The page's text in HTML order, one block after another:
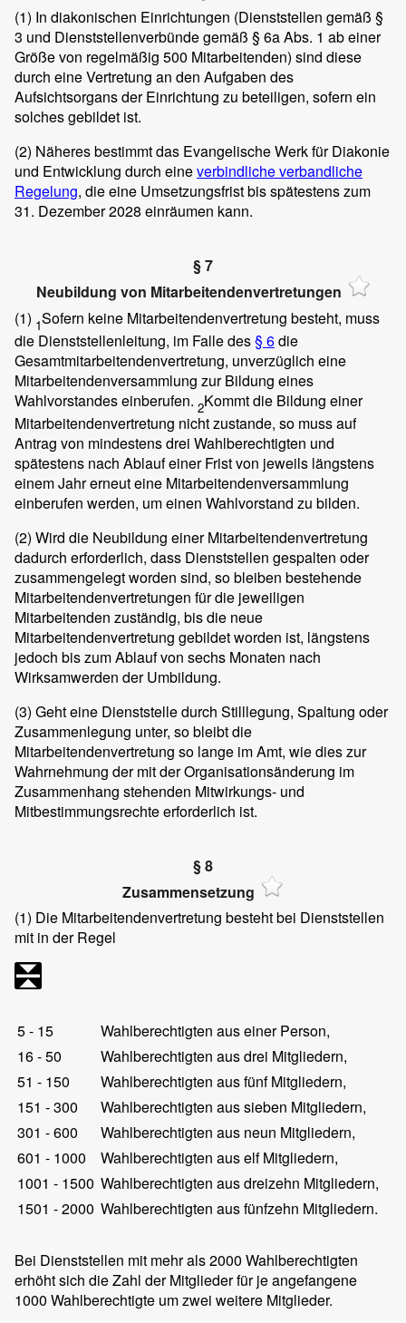
(1) In diakonischen Einrichtungen (Dienststellen gemäß §
3 und Dienststellenverbünde gemäß § 6a Abs. 1 ab einer
Größe von regelmäßig 500 Mitarbeitenden) sind diese
durch eine Vertretung an den Aufgaben des
Aufsichtsorgans der Einrichtung zu beteiligen, sofern ein
solches gebildet ist.
(2) Näheres bestimmt das Evangelische Werk für Diakonie
und Entwicklung durch eineverbindliche verbandliche
Regelung, die eine Umsetzungsfrist bis spätestens zum
31. Dezember 2028 einräumen kann.
§ 7
Neubildung von Mitarbeitendenvertretungen
(1) 1Sofern keine Mitarbeitendenvertretung besteht, muss
die Dienststellenleitung, im Falle des§ 6die
Gesamtmitarbeitendenvertretung, unverzüglich eine
Mitarbeitendenversammlung zur Bildung eines
Wahlvorstandes einberufen. 2Kommt die Bildung einer
Mitarbeitendenvertretung nicht zustande, so muss auf
Antrag von mindestens drei Wahlberechtigten und
spätestens nach Ablauf einer Frist von jeweils längstens
einem Jahr erneut eine Mitarbeitendenversammlung
einberufen werden, um einen Wahlvorstand zu bilden.
(2) Wird die Neubildung einer Mitarbeitendenvertretung
dadurch erforderlich, dass Dienststellen gespalten oder
zusammengelegt worden sind, so bleiben bestehende
Mitarbeitendenvertretungen für die jeweiligen
Mitarbeitenden zuständig, bis die neue
Mitarbeitendenvertretung gebildet worden ist, längstens
jedoch bis zum Ablauf von sechs Monaten nach
Wirksamwerden der Umbildung.
(3) Geht eine Dienststelle durch Stilllegung, Spaltung oder
Zusammenlegung unter, so bleibt die
Mitarbeitendenvertretung so lange im Amt, wie dies zur
Wahrnehmung der mit der Organisationsänderung im
Zusammenhang stehenden Mitwirkungs- und
Mitbestimmungsrechte erforderlich ist.
§ 8
Zusammensetzung
(1) Die Mitarbeitendenvertretung besteht bei Dienststellen
mit in der Regel
5 - 15
Wahlberechtigten aus einer Person,
16 - 50
Wahlberechtigten aus drei Mitgliedern,
51 - 150
Wahlberechtigten aus fünf Mitgliedern,
151 - 300
Wahlberechtigten aus sieben Mitgliedern,
301 - 600
Wahlberechtigten aus neun Mitgliedern,
601 - 1000
Wahlberechtigten aus elf Mitgliedern,
1001 - 1500 Wahlberechtigten aus dreizehn Mitgliedern,
1501 - 2000 Wahlberechtigten aus fünfzehn Mitgliedern.
Bei Dienststellen mit mehr als 2000 Wahlberechtigten
erhöht sich die Zahl der Mitglieder für je angefangene
1000 Wahlberechtigte um zwei weitere Mitglieder.